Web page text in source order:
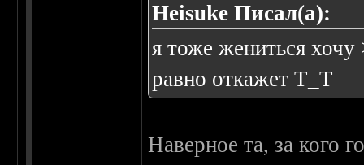
Heisuke Писал(а):
я тоже жениться
равно откажет Т_Т
Наверное та, за кого